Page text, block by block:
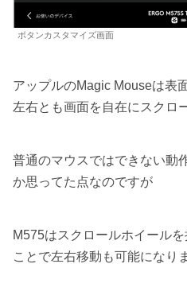
ボタンカスタマイズ画面
アップルのMagic Mouseは表
左右とも画面を自在にスクロ
普通のマウスではできない動
か思ってた点なのですが
M575はスクロールホイール
ことで左右移動も可能になり